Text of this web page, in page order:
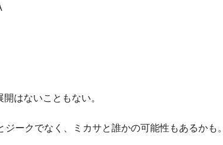
はないこともない。
ークでなく、ミカサと誰かの可能性もあるかも。